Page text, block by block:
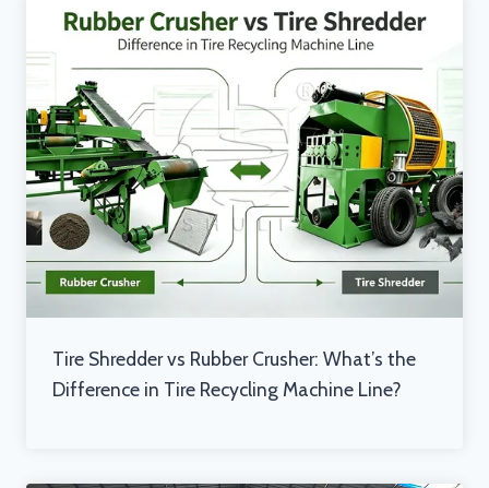
Tire Shredder vs Rubber Crusher: What’s the
Difference in Tire Recycling Machine Line?